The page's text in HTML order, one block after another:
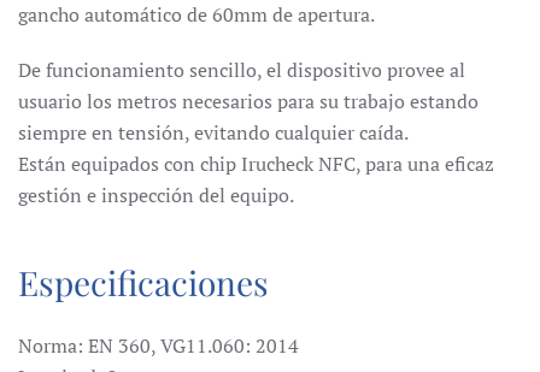
gancho automático de 60mm de apertura.
De funcionamiento sencillo, el dispositivo provee al
usuario los metros necesarios para su trabajo estando
siempre en tensión, evitando cualquier caída.
Están equipados con chip Irucheck NFC, para una eficaz
gestión e inspección del equipo.
Especificaciones
Norma: EN 360, VG11.060: 2014